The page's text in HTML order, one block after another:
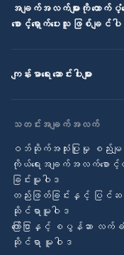
အချက်အလက်များကို ထောက်ပံ့
စောင့်ရှောက်ပေးသူ ဖြစ်ချင်
ကျန်းမာရေး ဆောင်းပါးများ
သတင်းအချက်အလက်
ဝဘ်ဆိုက်အသုံးပြုမှု စည်းမျဉ်း
ကိုယ်ရေးအချက်အလက်စောင့်
ခြင်းမူဝါဒ
တည်းဖြတ်ခြင်းနှင့် ပြင်ဆ
ဆိုင်ရာမူဝါဒ
ကြော်ငြာနှင့် စပွန်ဆာ လက်ခံ
ဆိုင်ရာ မူဝါဒ